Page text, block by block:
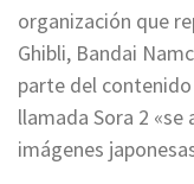
organización que
Ghibli, Bandai
parte del
llamada Sora 2
imágenes